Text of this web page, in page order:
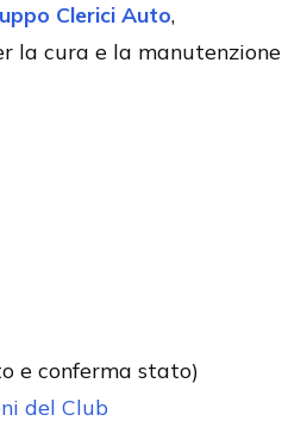
Clerici Auto,
la cura e la manutenzione
e conferma stato)
del Club